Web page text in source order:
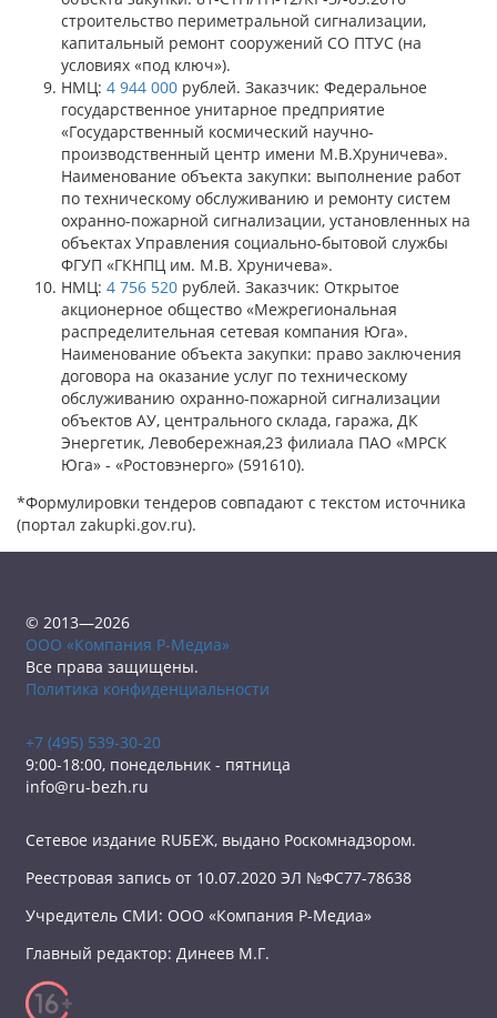
строительство периметральной сигнализации,
капитальный ремонт сооружений СО ПТУС (на
условиях «под ключ»).
НМЦ: 4 944 000 рублей. Заказчик: Федеральное
государственное унитарное предприятие
«Государственный космический научно-
производственный центр имени М.В.Хруничева».
Наименование объекта закупки: выполнение работ
по техническому обслуживанию и ремонту систем
охранно-пожарной сигнализации, установленных на
объектах Управления социально-бытовой службы
ФГУП «ГКНПЦ им. М.В. Хруничева».
НМЦ: 4 756 520 рублей. Заказчик: Открытое
акционерное общество «Межрегиональная
распределительная сетевая компания Юга».
Наименование объекта закупки: право заключения
договора на оказание услуг по техническому
обслуживанию охранно-пожарной сигнализации
объектов АУ, центрального склада, гаража, ДК
Энергетик, Левобережная,23 филиала ПАО «МРСК
Юга» - «Ростовэнерго» (591610).
*Формулировки тендеров совпадают с текстом источника
(портал zakupki.gov.ru).
© 2013—2026
ООО «Компания Р-Медиа»
Все права защищены.
Политика конфиденциальности
+7 (495) 539-30-20
9:00-18:00, понедельник - пятница
info@ru-bezh.ru
Сетевое издание RUБЕЖ, выдано Роскомнадзором.
Реестровая запись от 10.07.2020 ЭЛ №ФС77-78638
Учредитель СМИ: ООО «Компания Р-Медиа»
Главный редактор: Динеев М.Г.